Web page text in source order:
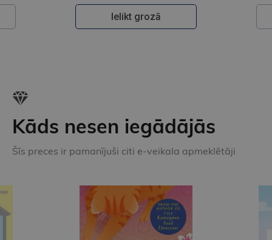
Ielikt grozā
Kāds nesen iegādājās
Šīs preces ir pamanījuši citi e-veikala apmeklētāji